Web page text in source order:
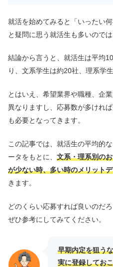
就活を始めてみると「いったい
と疑問に思う就活生も多いのでは
結論から言うと、就活生は平均
り、文系学生は約20社、理系学
とはいえ、希望業界や職種、企
異なりますし、応募数が多けれ
も必要となってきます。
この記事では、就活生の平均的
ータをもとに、 文系・理系別の
が少ない時、多い時のメリット
きます。
どのくらい応募すれば良いのだ
ぜひ参考にしてみてください。
早期内定を狙う
実に登録してお